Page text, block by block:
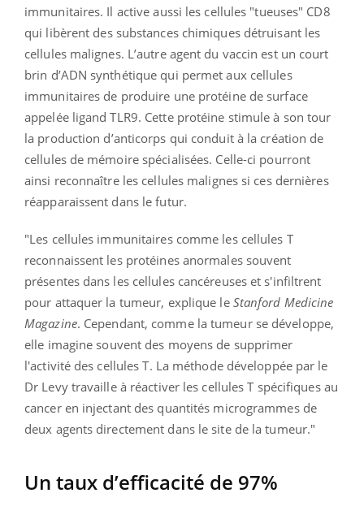
immunitaires. Il active aussi les cellules "tueuses" CD8
qui libèrent des substances chimiques détruisant les
cellules malignes. L’autre agent du vaccin est un court
brin d’ADN synthétique qui permet aux cellules
immunitaires de produire une protéine de surface
appelée ligand TLR9. Cette protéine stimule à son tour
la production d’anticorps qui conduit à la création de
cellules de mémoire spécialisées. Celle-ci pourront
ainsi reconnaître les cellules malignes si ces dernières
réapparaissent dans le futur.
"Les cellules immunitaires comme les cellules T
reconnaissent les protéines anormales souvent
présentes dans les cellules cancéreuses et s'infiltrent
pour attaquer la tumeur, explique le Stanford Medicine
Magazine. Cependant, comme la tumeur se développe,
elle imagine souvent des moyens de supprimer
l'activité des cellules T. La méthode développée par le
Dr Levy travaille à réactiver les cellules T spécifiques au
cancer en injectant des quantités microgrammes de
deux agents directement dans le site de la tumeur."
Un taux d’efficacité de 97%